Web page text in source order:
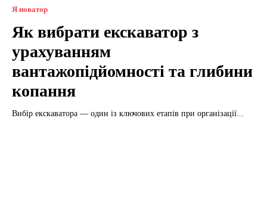
Я новатор
Як вибрати екскаватор з
урахуванням
вантажопідйомності та глибини
копання
Вибір екскаватора — один із ключових етапів при організації...